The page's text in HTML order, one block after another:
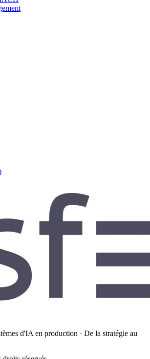
d'IA en production · De la stratégie au